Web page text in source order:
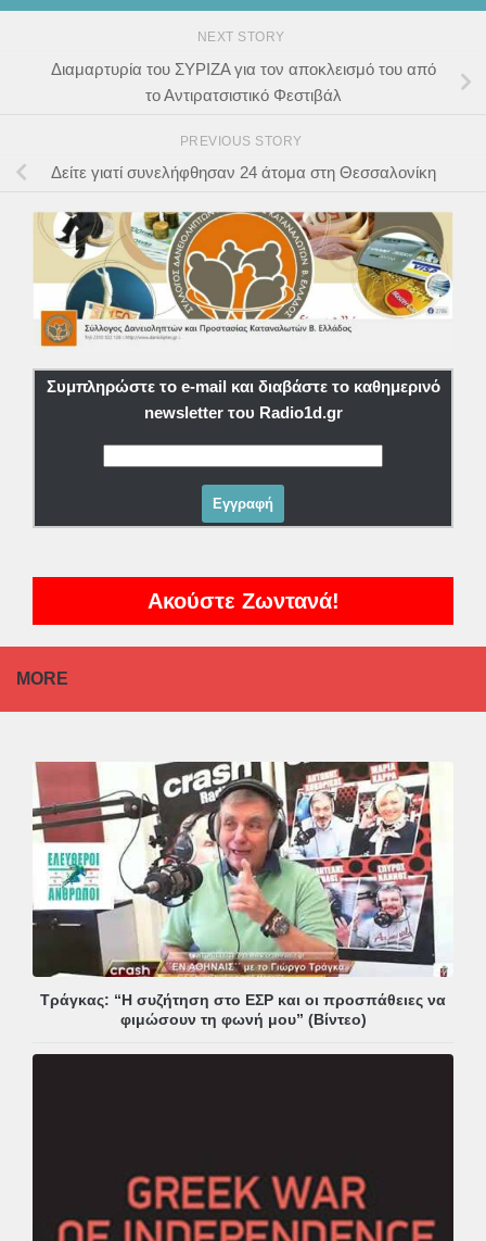
NEXT STORY
Διαμαρτυρία του ΣΥΡΙΖΑ για τον αποκλεισμό του από
το Αντιρατσιστικό Φεστιβάλ
PREVIOUS STORY
Δείτε γιατί συνελήφθησαν 24 άτομα στη Θεσσαλονίκη
Συμπληρώστε το e-mail και διαβάστε το καθημερινό
newsletter του Radio1d.gr
Ακούστε Ζωντανά!
MORE
Τράγκας: “Η συζήτηση στο ΕΣΡ και οι προσπάθειες να
φιμώσουν τη φωνή μου” (Βίντεο)